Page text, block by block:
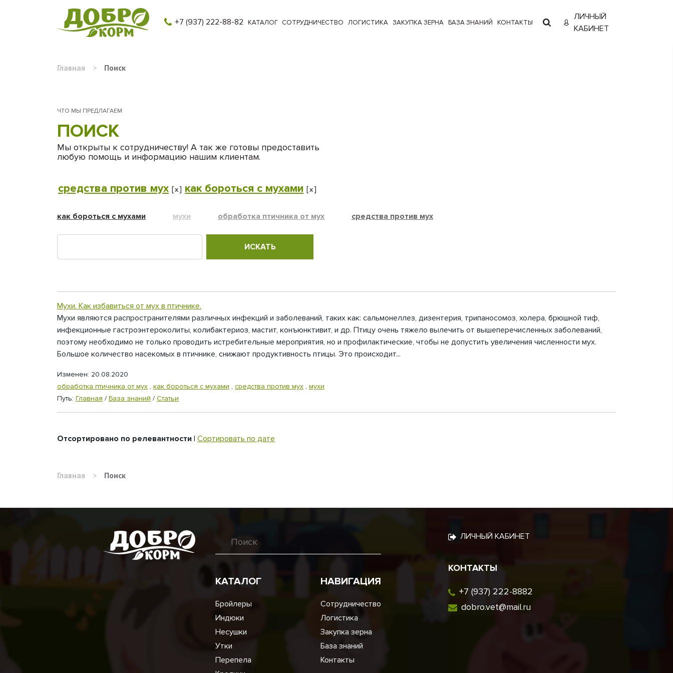
+7 (937) 222-88-82 КАТАЛОГ СОТРУДНИЧЕСТВО ЛОГИСТИКА ЗАКУПКА ЗЕРНА БАЗА ЗНАНИЙ КОНТАКТЫ
ЛИЧНЫЙ
КАБИНЕТ
Главная > Поиск
ЧТО МЫ ПРЕДЛАГАЕМ
ПОИСК
Мы открыты к сотрудничеству! А так же готовы предоставить
любую помощь и информацию нашим клиентам.
средства против мух [x] как бороться с мухами [x]
как бороться с мухами мухи обработка птичника от мух средства против мух
Мухи. Как избавиться от мух в птичнике.
Мухи являются распространителями различных инфекций и заболеваний, таких как: сальмонеллез, дизентерия, трипаносомоз, холера, брюшной тиф,
инфекционные гастроэнтероколиты, колибактериоз, мастит, конъюнктивит, и др. Птицу очень тяжело вылечить от вышеперечисленных заболеваний,
поэтому необходимо не только проводить истребительные мероприятия, но и профилактические, чтобы не допустить увеличения численности мух.
Большое количество насекомых в птичнике, снижают продуктивность птицы. Это происходит...
Изменен: 20.08.2020
обработка птичника от мух , как бороться с мухами , средства против мух , мухи
Путь: Главная / База знаний / Статьи
Отсортировано по релевантности | Сортировать по дате
Главная > Поиск
КАТАЛОГ
Бройлеры
Индюки
Несушки
Утки
Перепела
НАВИГАЦИЯ
Сотрудничество
Логистика
Закупка зерна
База знаний
Контакты
ЛИЧНЫЙ КАБИНЕТ
КОНТАКТЫ
+7 (937) 222-8882
dobro.vet@mail.ru